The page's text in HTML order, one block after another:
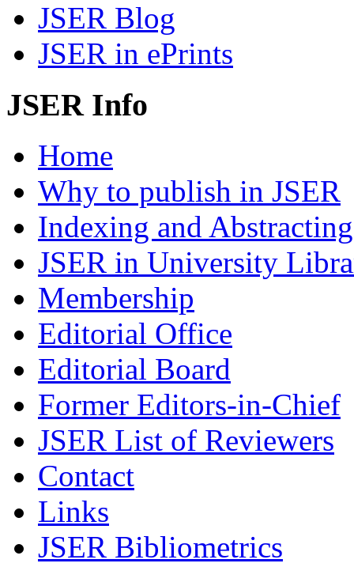
JSER Blog
JSER in ePrints
JSER Info
Home
Why to publish in JSER
Indexing and Abstracting
JSER in University
Membership
Editorial Office
Editorial Board
Former Editors-in-Chief
JSER List of Reviewers
Contact
Links
JSER Bibliometrics